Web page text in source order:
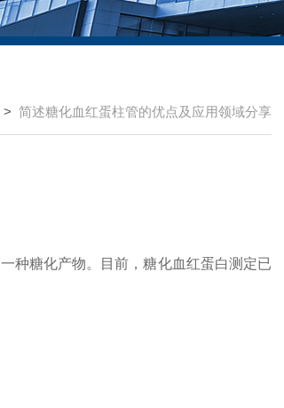
> 简述糖化血红蛋柱管的优点及应用领域分享
糖化产物。目前，糖化血红蛋白测定已